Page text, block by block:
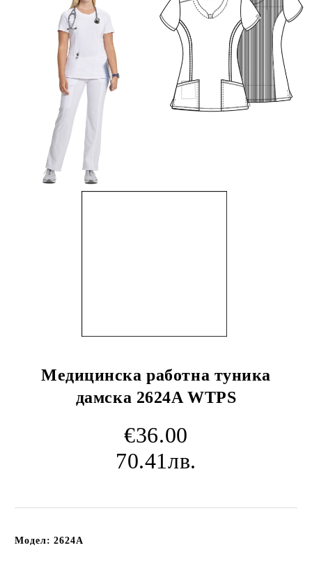
Медицинска работна туника
дамска 2624A WTPS
€36.00
70.41лв.
Модел: 2624A